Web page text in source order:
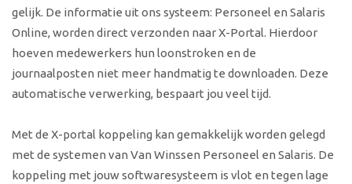
gelijk. De informatie uit ons systeem: Personeel en Salaris
Online, worden direct verzonden naar X-Portal. Hierdoor
hoeven medewerkers hun loonstroken en de
journaalposten niet meer handmatig te downloaden. Deze
automatische verwerking, bespaart jou veel tijd.
Met de X-portal koppeling kan gemakkelijk worden gelegd
met de systemen van Van Winssen Personeel en Salaris. De
koppeling met jouw softwaresysteem is vlot en tegen lage